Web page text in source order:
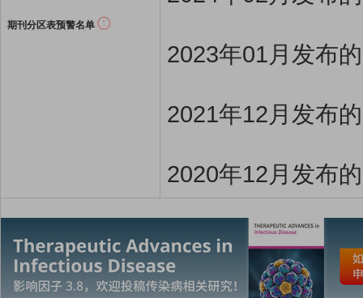
期刊分区表预警名单
2023年01月发布
2021年12月发布
2020年12月发布